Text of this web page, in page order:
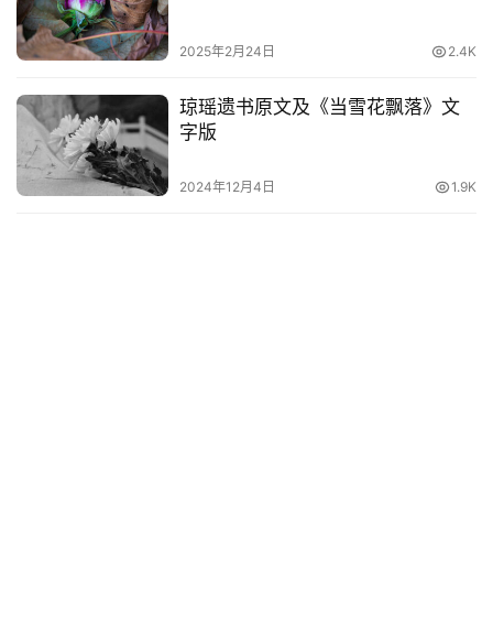
网
络
词
电
影
2025年2月24日 2.4K
琼瑶遗书原文及《当雪花飘落》文
字版
2024年12月4日 1.9K